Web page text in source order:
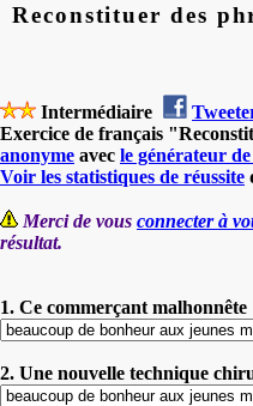
Reconstituer des
Intermédiaire
Exercice de français
anonyme avec le générateur
Voir les statistiques de réussite
Merci de vous connecter à
résultat.
1. Ce commerçant malhonnête
2. Une nouvelle technique